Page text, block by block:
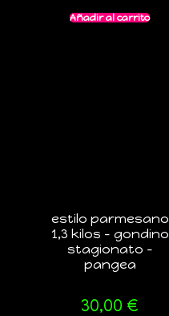
Añadir al carrito
estilo parmesano
1,3 kilos – gondino
stagionato –
pangea
30,00 €